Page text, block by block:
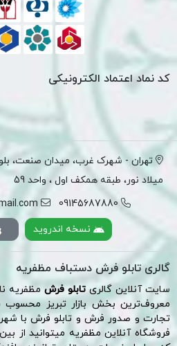
کد نماد اعتماد الکترونیکی
تهران - شهرک غرب، میدان صنعت،
میلاد نور، طبقه همکف اول ، واحد 59
09145687880
نسخه اندروید
گالری تابلو فرش دستباف مظفریه
سایت آنلاین گالریتابلو فرشمظفریه
معروف‌ترین بخش بازار تبریز محسوب
تجارت و صدور فرش و تابلو فرش با